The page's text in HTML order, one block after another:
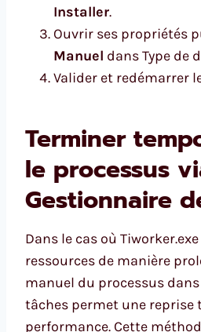
Installer.
Ouvrir ses propriétés
Manuel dans Type de
Valider et redémarrer
Terminer
le processus
Gestionnaire
Dans le cas où
ressources de manière
manuel du processus
tâches permet une reprise
performance. Cette